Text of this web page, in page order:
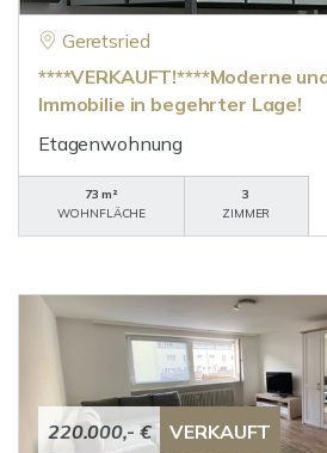
Geretsried
****VERKAUFT!****Moderne
Immobilie in begehrter Lage!
Etagenwohnung
73 m²
WOHNFLÄCHE
3
ZIMMER
220.000,- € VERKAUFT